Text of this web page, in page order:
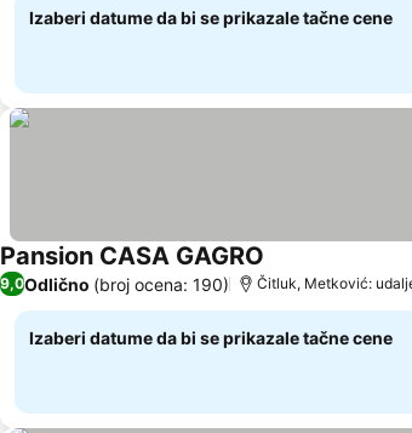
Izaberi datume da bi se prikazale tačne cene
Pansion CASA GAGROPogledaj cene
9,0Odlično (broj ocena: 190) Čitluk, Metković:
Izaberi datume da bi se prikazale tačne cene